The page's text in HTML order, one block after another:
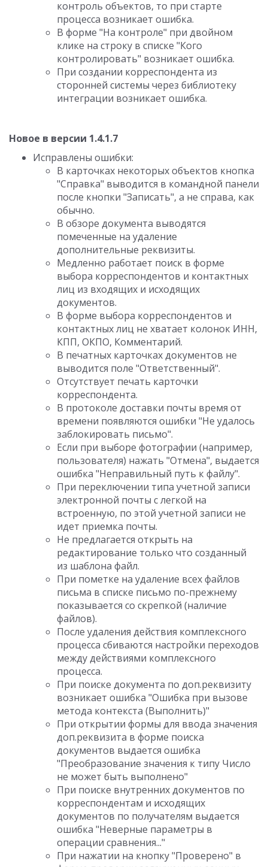
контроль объектов, то при старте
процесса возникает ошибка.
В форме "На контроле" при двойном
клике на строку в списке "Кого
контролировать" возникает ошибка.
При создании корреспондента из
сторонней системы через библиотеку
интеграции возникает ошибка.
Новое в версии 1.4.1.7
Исправлены ошибки:
В карточках некоторых объектов кнопка
"Справка" выводится в командной панели
после кнопки "Записать", а не справа, как
обычно.
В обзоре документа выводятся
помеченные на удаление
дополнительные реквизиты.
Медленно работает поиск в форме
выбора корреспондентов и контактных
лиц из входящих и исходящих
документов.
В форме выбора корреспондентов и
контактных лиц не хватает колонок ИНН,
КПП, ОКПО, Комментарий.
В печатных карточках документов не
выводится поле "Ответственный".
Отсутствует печать карточки
корреспондента.
В протоколе доставки почты время от
времени появляются ошибки "Не удалось
заблокировать письмо".
Если при выборе фотографии (например,
пользователя) нажать "Отмена", выдается
ошибка "Неправильный путь к файлу".
При переключении типа учетной записи
электронной почты с легкой на
встроенную, по этой учетной записи не
идет приемка почты.
Не предлагается открыть на
редактирование только что созданный
из шаблона файл.
При пометке на удаление всех файлов
письма в списке письмо по-прежнему
показывается со скрепкой (наличие
файлов).
После удаления действия комплексного
процесса сбиваются настройки переходов
между действиями комплексного
процесса.
При поиске документа по доп.реквизиту
возникает ошибка "Ошибка при вызове
метода контекста (Выполнить)"
При открытии формы для ввода значения
доп.реквизита в форме поиска
документов выдается ошибка
"Преобразование значения к типу Число
не может быть выполнено"
При поиске внутренних документов по
корреспондентам и исходящих
документов по получателям выдается
ошибка "Неверные параметры в
операции сравнения..."
При нажатии на кнопку "Проверено" в